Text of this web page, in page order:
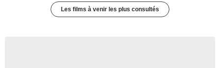
Les films à venir les plus consultés